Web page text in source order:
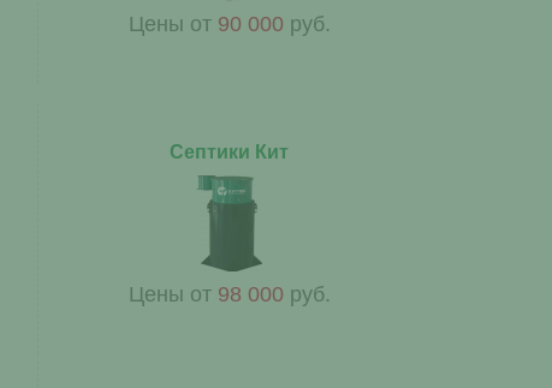
Цены от 90 000 руб.
Септики Кит
Цены от 98 000 руб.